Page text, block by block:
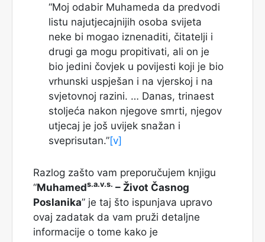
“Moj odabir Muhameda da predvodi
listu najutjecajnijih osoba svijeta
neke bi mogao iznenaditi, čitatelji i
drugi ga mogu propitivati, ali on je
bio jedini čovjek u povijesti koji je bio
vrhunski uspješan i na vjerskoj i na
svjetovnoj razini. … Danas, trinaest
stoljeća nakon njegove smrti, njegov
utjecaj je još uvijek snažan i
sveprisutan.”[v]
Razlog zašto vam preporučujem knjigu
“Muhameds.a.v.s. – Život Časnog
Poslanika” je taj što ispunjava upravo
ovaj zadatak da vam pruži detaljne
informacije o tome kako je